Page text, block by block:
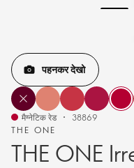
THE ONE
THE ONE
पहनकर देखो
मैग्नेटिक रेड 38869